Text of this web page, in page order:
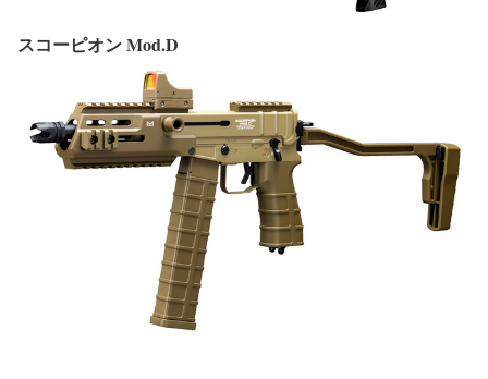
スコーピオン Mod.D